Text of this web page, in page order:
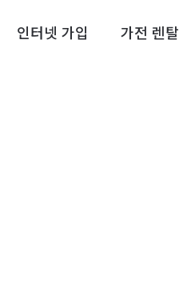
인터넷 가입 가전 렌탈